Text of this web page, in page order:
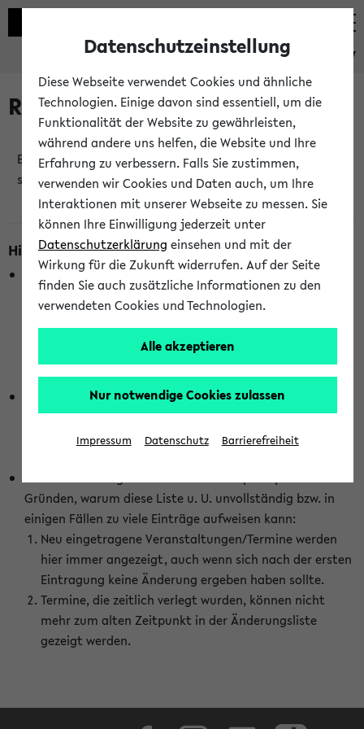
eKVV
Raumänderungen
Es wurden keine Raumänderungen an jetzt
stattfindenden Veranstaltungen gefunden!
Hinweise zur Liste der Raumänderungen
In dieser Liste werden nur Veranstaltungstermine
berücksichtigt, die gerade oder innerhalb der nächsten 2
Stunden stattfinden. Berücksichtigt werden nur Termine,
wurden. Die Anzeige ist semesterübergreifend und nicht
abhängig vom im eKVV gewählten Semester.
Die hier gezeigte Liste von Raumänderungen kann nur
vollständig sein, wenn den Fakultäten von den Lehrenden
die Änderungen zeitnah mitgeteilt und diese Änderungen
Gründen, warum diese Liste u. U. unvollständig bzw. in
einigen Fällen zu viele Einträge aufweisen kann:
Neu eingetragene Veranstaltungen/Termine werden
hier immer angezeigt, auch wenn sich nach der ersten
Eintragung keine Änderung ergeben haben sollte.
Termine, die zeitlich verlegt wurden, können nicht
mehr zum alten Zeitpunkt in der Änderungsliste
gezeigt werden.
Datenschutzeinstellung
Diese Webseite verwendet Cookies und ähnliche
Technologien. Einige davon sind essentiell, um die
Funktionalität der Website zu gewährleisten,
während andere uns helfen, die Website und Ihre
Erfahrung zu verbessern. Falls Sie zustimmen,
verwenden wir Cookies und Daten auch, um Ihre
Interaktionen mit unserer Webseite zu messen. Sie
können Ihre Einwilligung jederzeit unter
Datenschutzerklärung einsehen und mit der
Wirkung für die Zukunft widerrufen. Auf der Seite
finden Sie auch zusätzliche Informationen zu den
verwendeten Cookies und Technologien.
Alle akzeptieren
Nur notwendige Cookies zulassen
Impressum Datenschutz Barrierefreiheit